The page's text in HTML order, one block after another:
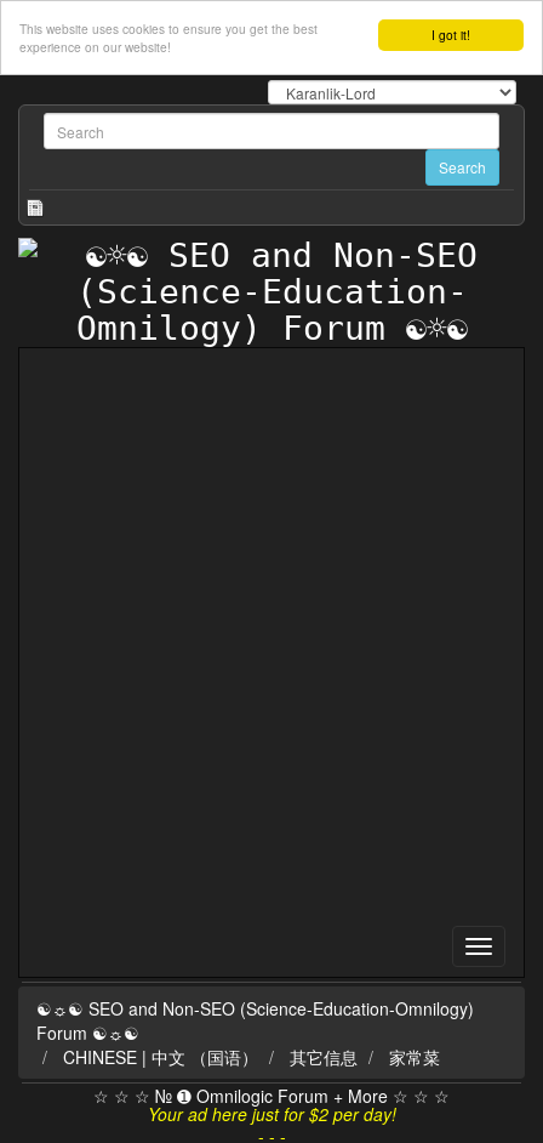
I got it!
This website uses cookies to ensure you get the best
experience on our website!
☯☼☯ SEO and Non-SEO (Science-Education-Omnilogy)
Forum ☯☼☯
CHINESE | 中文 （国语）
其它信息
家常菜
☆ ☆ ☆ № ➊ Omnilogic Forum + More ☆ ☆ ☆
Your ad here just for $2 per day!
- - -